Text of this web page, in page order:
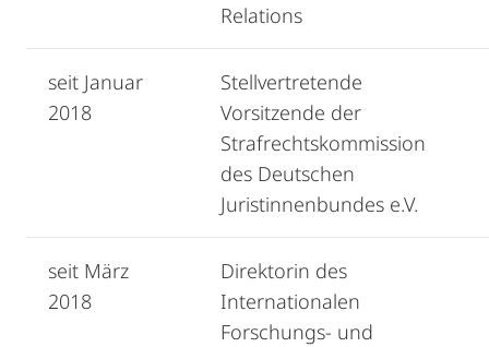
Relations
seit Januar
2018
Stellvertretende
Vorsitzende der
Strafrechtskommission
des Deutschen
Juristinnenbundes e.V.
seit März
2018
Direktorin des
Internationalen
Forschungs- und